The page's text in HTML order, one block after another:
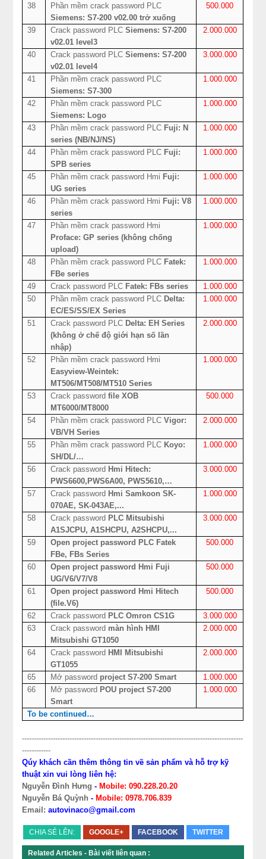
38
Phần mềm crack password PLC
Siemens: S7-200 v02.00 trở xuống
500.000
39 Crack password PLC Siemens: S7-200
v02.01 level3
2.000.000
40 Crack password PLC Siemens: S7-200
v02.01 level4
3.000.000
41
Phần mềm crack password PLC
Siemens: S7-300
1.000.000
42
Phần mềm crack password PLC
Siemens: Logo
1.000.000
43 Phần mềm crack password PLC Fuji: N
series (NB/NJ/NS)
1.000.000
44 Phần mềm crack password PLC Fuji:
SPB series
1.000.000
45 Phần mềm crack password Hmi Fuji:
UG series
1.000.000
46 Phần mềm crack password Hmi Fuji: V8
series
1.000.000
47
Phần mềm crack password Hmi
Proface: GP series (không chống
upload)
1.000.000
48 Phần mềm crack password PLC Fatek:
FBe series
1.000.000
49 Crack password PLC Fatek: FBs series
1.000.000
50
Phần mềm crack password PLC Delta:
EC/ES/SS/EX Series
1.000.000
51 Crack password PLC Delta: EH Series
(không ở chế độ giới hạn số lần
nhập)
2.000.000
52
Phần mềm crack password Hmi
Easyview-Weintek:
MT506/MT508/MT510 Series
1.000.000
53 Crack password file XOB
MT6000/MT8000
500.000
54 Phần mềm crack password PLC Vigor:
VB/VH Series
2.000.000
55 Phần mềm crack password PLC Koyo:
SH/DL/…
1.000.000
56 Crack password Hmi Hitech:
PWS6600,PWS6A00, PWS5610,…
3.000.000
57 Crack password Hmi Samkoon SK-
070AE, SK-043AE,...
1.000.000
58 Crack password PLC Mitsubishi
A1SJCPU, A1SHCPU, A2SHCPU,...
3.000.000
59
Open project password PLC Fatek
FBe, FBs Series
500.000
60
Open project password Hmi Fuji
UG/V6/V7/V8
500.000
61
Open project password Hmi Hitech
(file.V6)
500.000
62 Crack password PLC Omron CS1G
3.000.000
63
Crack password màn hình HMI
Mitsubishi GT1050
2.000.000
64 Crack password HMI Mitsubishi
GT1055
2.000.000
65 Mở password project S7-200 Smart
1.000.000
66
Mở password POU project S7-200
Smart
1.000.000
To be continued…
---------------------------------------------------------------------------------------------
------------
Qúy khách cần thêm thông tin về sản phẩm và hỗ trợ kỹ
thuật xin vui lòng liên hệ:
Nguyễn Đình Hưng - Mobile: 090.228.20.20
Nguyễn Bá Quỳnh - Mobile: 0978.706.839
Email:autovinaco@gmail.com
CHIA SẺ LÊN: GOOGLE+ FACEBOOK TWITTER
Related Articles - Bài viết liên quan :